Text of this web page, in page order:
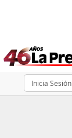
Inicia Sesión